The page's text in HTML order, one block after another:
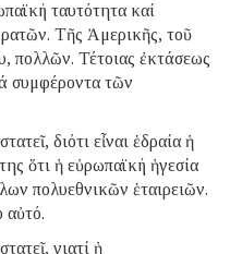
ταυτότητα καί
Τῆς Ἀμερικῆς, τοῦ
πολλῶν. Τέτοιας ἐκτάσεως
συμφέροντα τῶν
διότι εἶναι ἑδραία ἡ
ὅτι ἡ εὐρωπαϊκή ἡγεσία
πολυεθνικῶν ἑταιρειῶν.
αὐτό.
γιατί ἡ